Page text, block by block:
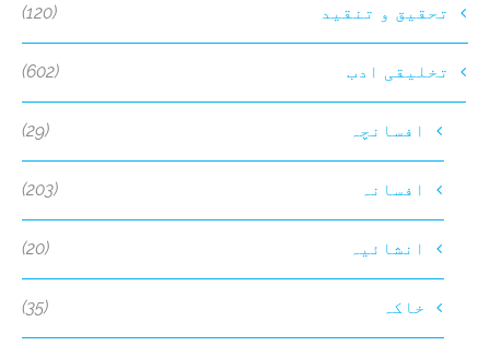
تحقیق و تنقید (120)
تخلیقی ادب (602)
افسانچہ (29)
افسانہ (203)
انشائیہ (20)
خاکہ (35)